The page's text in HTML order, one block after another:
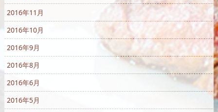
2016年11月
2016年10月
2016年9月
2016年8月
2016年6月
2016年5月